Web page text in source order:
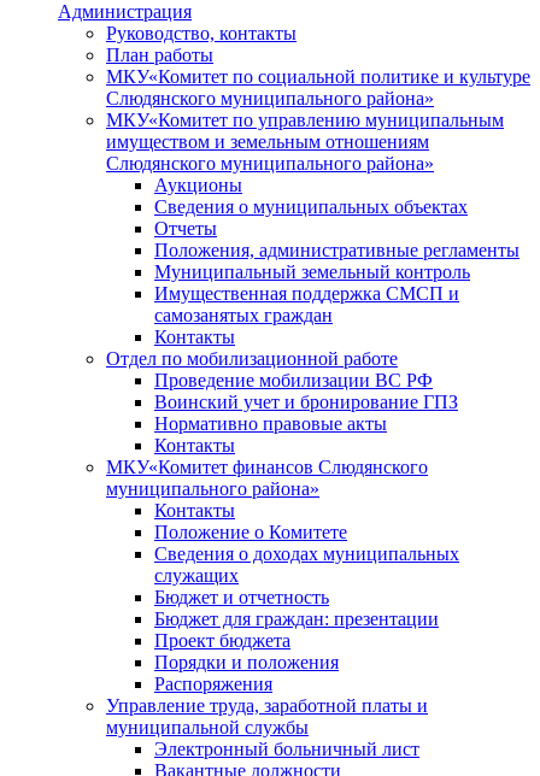
Администрация
Руководство, контакты
План работы
МКУ«Комитет по социальной политике и культуре
Слюдянского муниципального района»
МКУ«Комитет по управлению муниципальным
имуществом и земельным отношениям
Слюдянского муниципального района»
Аукционы
Сведения о муниципальных объектах
Отчеты
Положения, административные регламенты
Муниципальный земельный контроль
Имущественная поддержка СМСП и
самозанятых граждан
Контакты
Отдел по мобилизационной работе
Проведение мобилизации ВС РФ
Воинский учет и бронирование ГПЗ
Нормативно правовые акты
Контакты
МКУ«Комитет финансов Слюдянского
муниципального района»
Контакты
Положение о Комитете
Сведения о доходах муниципальных
служащих
Бюджет и отчетность
Бюджет для граждан: презентации
Проект бюджета
Порядки и положения
Распоряжения
Управление труда, заработной платы и
муниципальной службы
Электронный больничный лист
Вакантные должности